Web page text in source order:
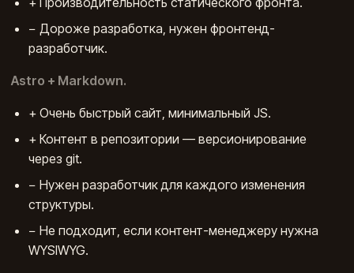
− Дороже разработка, нужен фронтенд-
разработчик.
Astro + Markdown.
+ Очень быстрый сайт, минимальный JS.
+ Контент в репозитории — версионирование
через git.
− Нужен разработчик для каждого изменения
структуры.
− Не подходит, если контент-менеджеру нужна
WYSIWYG.